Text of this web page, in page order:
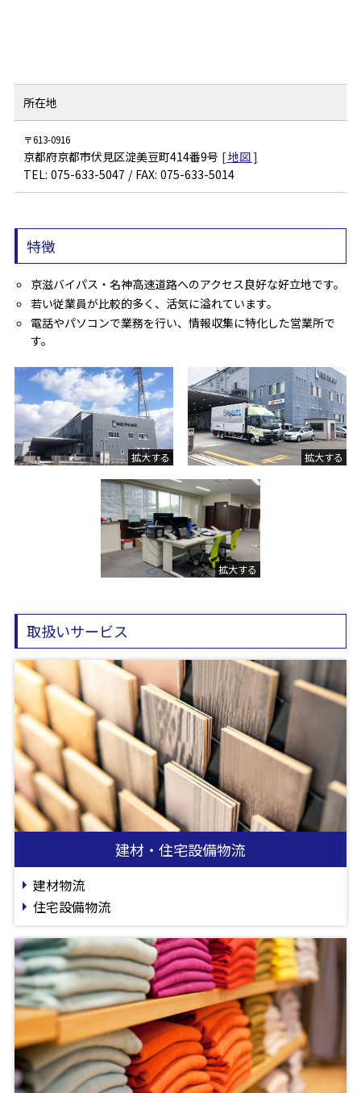
所在地
613-0916
京都府京都市伏見区淀美豆町414番9号
075-633-5047
075-633-5014
特徴
京滋バイパス・名神高速道路へのアクセス良好な好立地です。
若い従業員が比較的多く、活気に溢れています。
電話やパソコンで業務を行い、情報収集に特化した営業所で
す。
取扱いサービス
建材・住宅設備物流
建材物流
住宅設備物流